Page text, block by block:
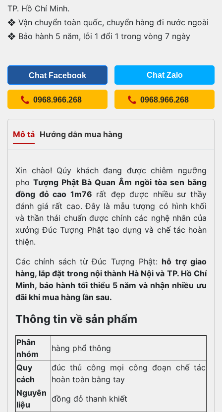
TP. Hồ Chí Minh.
❖ Vận chuyển toàn quốc, chuyển hàng đi nước ngoài
❖ Bảo hành 5 năm, lỗi 1 đổi 1 trong vòng 7 ngày
Chat Facebook Chat Zalo
0968.966.268 0968.966.268
Mô tả Hướng dẫn mua hàng
Xin chào! Qúy khách đang được chiêm ngưỡng
pho Tượng Phật Bà Quan Âm ngồi tòa sen bằng
đồng đỏ cao 1m76 rất đẹp được nhiều sư thầy
đánh giá rất cao. Đây là mẫu tượng có hình khối
và thần thái chuẩn được chính các nghệ nhân của
xưởng Đúc Tượng Phật tạo dựng và chế tác hoàn
thiện.
Các chính sách từ Đúc Tượng Phật: hỗ trợ giao
hàng, lắp đặt trong nội thành Hà Nội và TP. Hồ Chí
Minh, bảo hành tối thiểu 5 năm và nhận nhiều ưu
đãi khi mua hàng lần sau.
Thông tin về sản phẩm
Phân
nhóm
hàng phổ thông
Quy
cách
đúc thủ công mọi công đoạn chế tác
hoàn toàn bằng tay
Nguyên
liệu
đồng đỏ thanh khiết